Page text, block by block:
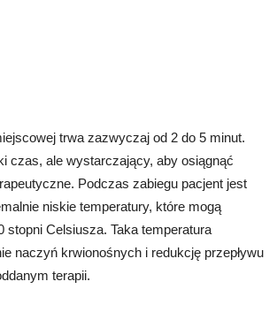
trwa zazwyczaj od 2 do 5 minut.
czas, ale wystarczający, aby osiągnąć
Podczas zabiegu pacjent jest
niskie temperatury, które mogą
stopni Celsiusza. Taka temperatura
naczyń krwionośnych i redukcję przepływu
terapii.